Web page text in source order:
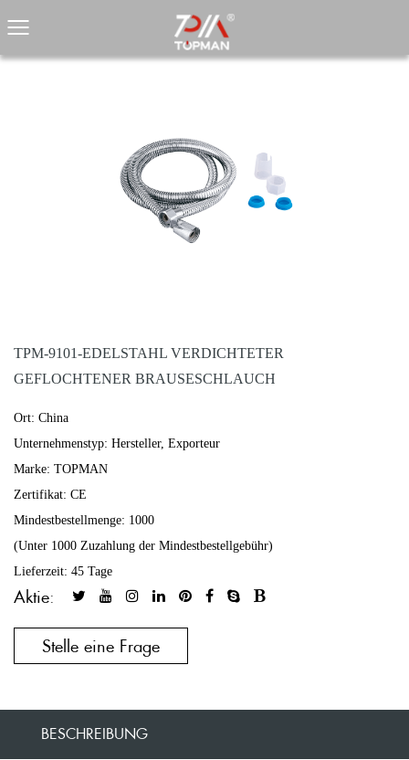
TPM-9101-EDELSTAHL VERDICHTETER
GEFLOCHTENER BRAUSESCHLAUCH
Ort: China
Unternehmenstyp: Hersteller, Exporteur
Marke: TOPMAN
Zertifikat: CE
Mindestbestellmenge: 1000
(Unter 1000 Zuzahlung der Mindestbestellgebühr)
Lieferzeit: 45 Tage
Aktie:
Stelle eine Frage
BESCHREIBUNG